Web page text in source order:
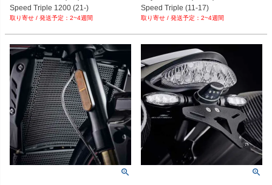
PRN002407-004289-016562-03
PRN002407-004289-016562-04
PRN002407-004289-016562-06
PRN002407-004289-016562-07
PRN002407-004289-016562-08
PRN002407-004289-016562-09
PRN002407-004289-016562-10
PRN002407-004289-016562-11
PRN002407-004289-016562-12
PRN002407-004289-016562-13
PRN002407-004289-016562-34
Speed Triple 1200 (21-)
Street Triple 765 (23-) 2~4週間
PRN002407-004290-04
PRN002407-004290-05
PRN002407-004290-07
Speed Triple (11-17)
Speed Twin 1200 (19-)
2~4週間